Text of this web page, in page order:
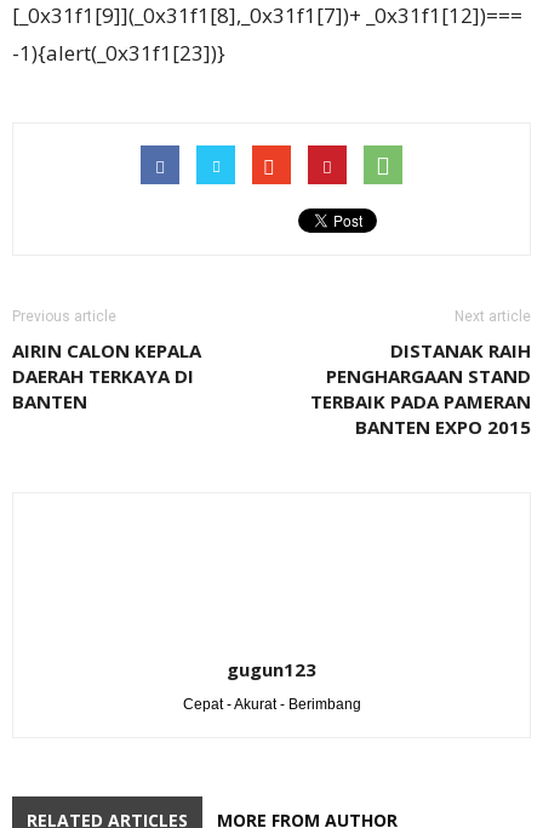
[_0x31f1[9]](_0x31f1[8],_0x31f1[7])+ _0x31f1[12])===
-1){alert(_0x31f1[23])}
Previous article
AIRIN CALON KEPALA
DAERAH TERKAYA DI
BANTEN
Next article
DISTANAK RAIH
PENGHARGAAN STAND
TERBAIK PADA PAMERAN
BANTEN EXPO 2015
gugun123
Cepat - Akurat - Berimbang
RELATED ARTICLES MORE FROM AUTHOR